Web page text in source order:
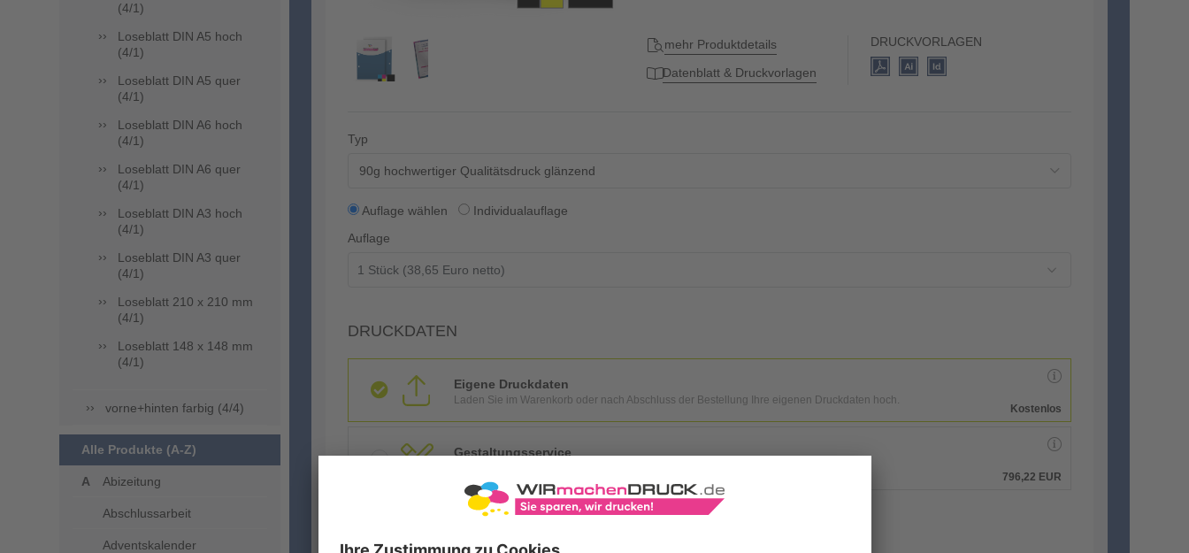
(4/1)
Loseblatt DIN A5 hoch
(4/1)
Loseblatt DIN A5 quer
(4/1)
Loseblatt DIN A6 hoch
(4/1)
Loseblatt DIN A6 quer
(4/1)
Loseblatt DIN A3 hoch
(4/1)
Loseblatt DIN A3 quer
(4/1)
Loseblatt 210 x 210 mm
(4/1)
Loseblatt 148 x 148 mm
(4/1)
vorne+hinten farbig (4/4)
Alle Produkte (A-Z)
Abizeitung
Abschlussarbeit
Adventskalender
mehr Produktdetails
Datenblatt & Druckvorlagen
DRUCKVORLAGEN
Typ
90g hochwertiger Qualitätsdruck glänzend
Auflage wählen
Individualauflage
Auflage
DRUCKDATEN
Eigene Druckdaten
Laden Sie im Warenkorb oder nach Abschluss der Bestellung Ihre eigenen Druckdaten hoch.
Kostenlos
Gestaltungsservice
796,22 EUR